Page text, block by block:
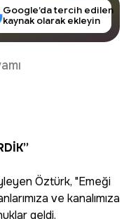
Google’da tercih edilen
kaynak olarak ekleyin
Öztürk, "Emeği
ve kanalımıza
geldi.